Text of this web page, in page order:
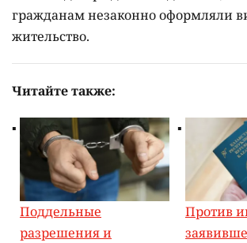
гражданам незаконно оформляли
жительство.
Читайте также:
Поддельные
разрешения и
Против